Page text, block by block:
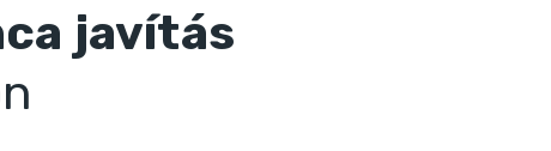
javítás